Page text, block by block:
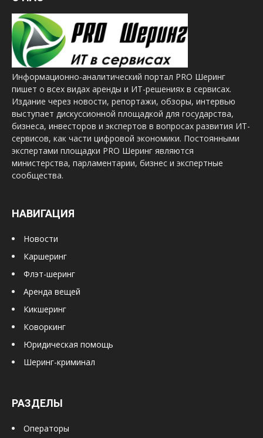
Информационно-аналитический портал PRO Шеринг
пишет о всех видах аренды и ИТ-решениях в сервисах.
Издание через новости, репортажи, обзоры, интервью
выступает дискуссионной площадкой для государства,
бизнеса, инвесторов и экспертов в вопросах развития ИТ-
сервисов, как части цифровой экономики. Постоянными
экспертами площадки PRO Шеринг являются
министерства, парламентарии, бизнес и экспертные
сообщества.
НАВИГАЦИЯ
Новости
Каршеринг
Флэт-шеринг
Аренда вещей
Кикшеринг
Коворкинг
Юридическая помощь
Шеринг-криминал
РАЗДЕЛЫ
Операторы